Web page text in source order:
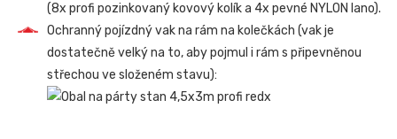
(8x profi pozinkovaný kovový kolík a 4x pevné NYLON lano).
Ochranný pojízdný vak na rám na kolečkách (vak je
dostatečně velký na to, aby pojmul i rám s připevněnou
střechou ve složeném stavu):